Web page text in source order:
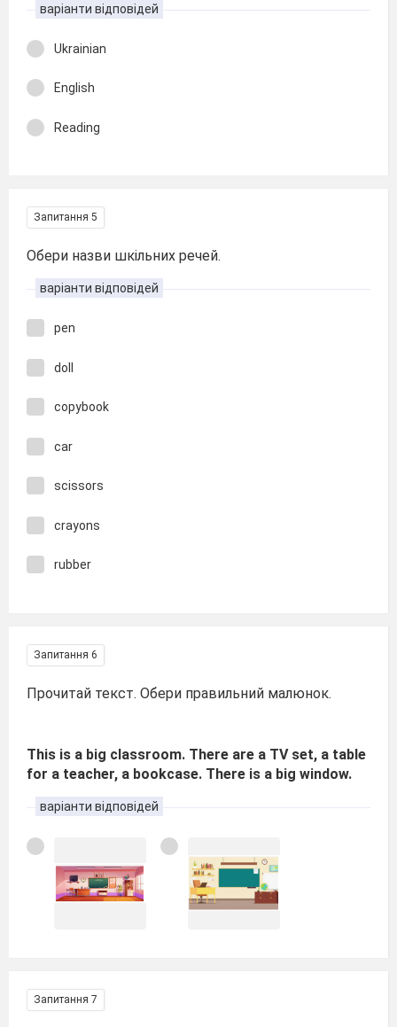
варіанти відповідей
Ukrainian
English
Reading
Запитання 5
Обери назви шкільних речей.
варіанти відповідей
pen
doll
copybook
car
scissors
crayons
rubber
Запитання 6
Прочитай текст. Обери правильний малюнок.
This is a big classroom. There are a TV set, a table
for a teacher, a bookcase. There is a big window.
варіанти відповідей
Запитання 7